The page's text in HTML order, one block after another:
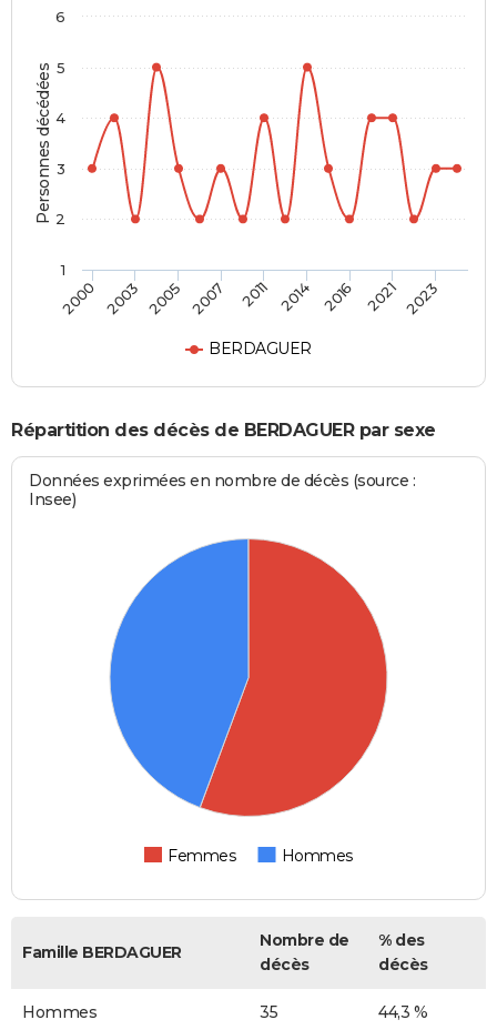
Personnes décédées
BERDAGUER
2000 2003 2005 2007 2011 2014 2016 2021 2023
1
2
3
4
5
6
Répartition des décès de BERDAGUER par sexe
Données exprimées en nombre de décès (source :
Insee)
Femmes Hommes
Famille BERDAGUER
Nombre de
décès
% des
décès
Hommes 35 44,3 %